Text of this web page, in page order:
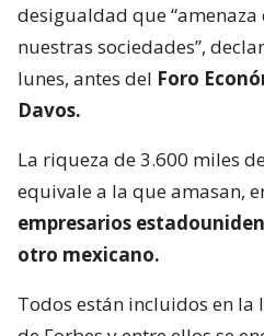
desigualdad que
nuestras sociedades”,
lunes, antes del Foro
Davos.
La riqueza de 3.600 miles
equivale a la que amasan,
empresarios
otro mexicano.
Todos están incluidos en